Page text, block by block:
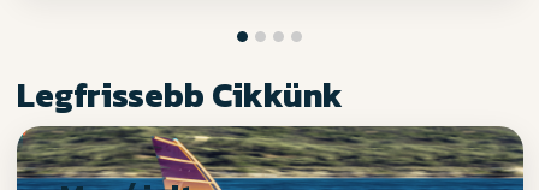
Legfrissebb Cikkünk